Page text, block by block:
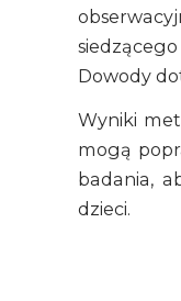
Dowody
Wyniki
mogą
badania,
dzieci.